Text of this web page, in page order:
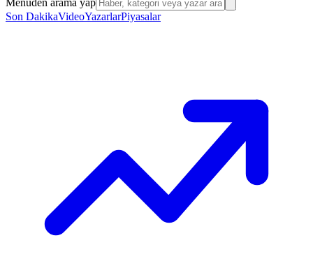
Son DakikaVideoYazarlarPiyasalar